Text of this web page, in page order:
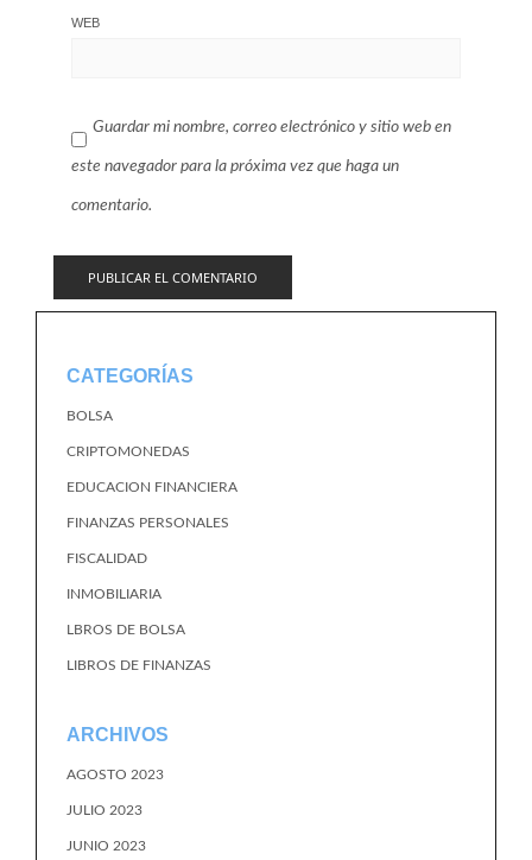
WEB
Guardar mi nombre, correo electrónico y sitio web en
este navegador para la próxima vez que haga un
comentario.
CATEGORÍAS
BOLSA
CRIPTOMONEDAS
EDUCACION FINANCIERA
FINANZAS PERSONALES
FISCALIDAD
INMOBILIARIA
LBROS DE BOLSA
LIBROS DE FINANZAS
ARCHIVOS
AGOSTO 2023
JULIO 2023
JUNIO 2023